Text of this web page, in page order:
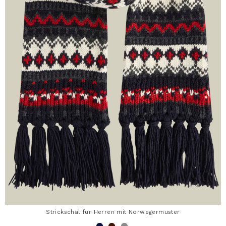
Strickschal für Herren mit Norwegermuster